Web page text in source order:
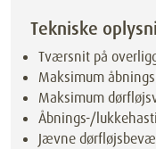
Tekniske
Tværsnit på
Maksimum
Maksimum
Åbnings-/
Jævne